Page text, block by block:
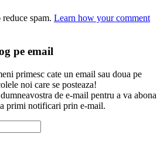
spam. Learn how your comment
pe email
primesc cate un email sau doua pe
noi care se posteaza!
de e-mail pentru a va abona
primi notificari prin e-mail.